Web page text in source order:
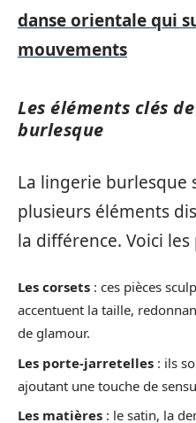
danse orientale qui
mouvements
Les éléments clés
burlesque
La lingerie burlesque
plusieurs éléments
la différence. Voici
Les corsets : ces pièces
accentuent la taille,
de glamour.
Les porte-jarretelles : ils
ajoutant une touche de
Les matières : le satin, la